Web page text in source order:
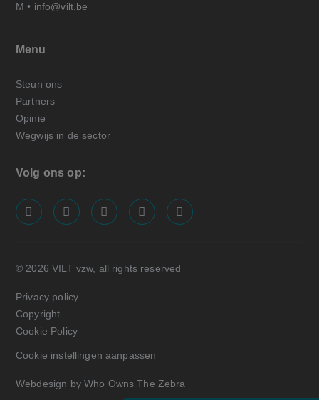
M • info@vilt.be
Menu
Steun ons
Partners
Opinie
Wegwijs in de sector
Volg ons op:
screenreader.visit us on our facebook page: https://
screenreader.visit us on our linkedin page:
screenreader.visit us on our
screenreader.visit us on our x
screenreader.visit us on
© 2026 VILT vzw, all rights reserved
Privacy policy
Copyright
Cookie Policy
Cookie instellingen aanpassen
Webdesign by Who Owns The Zebra